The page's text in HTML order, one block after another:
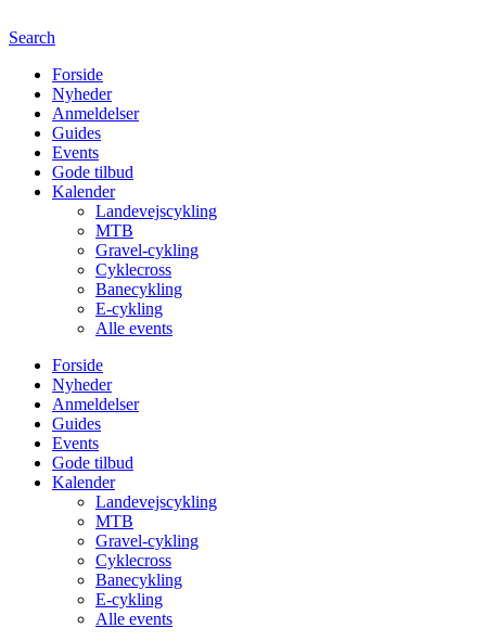
Search
Forside
Nyheder
Anmeldelser
Guides
Events
Gode tilbud
Kalender
Landevejscykling
MTB
Gravel-cykling
Cyklecross
Banecykling
E-cykling
Alle events
Forside
Nyheder
Anmeldelser
Guides
Events
Gode tilbud
Kalender
Landevejscykling
MTB
Gravel-cykling
Cyklecross
Banecykling
E-cykling
Alle events